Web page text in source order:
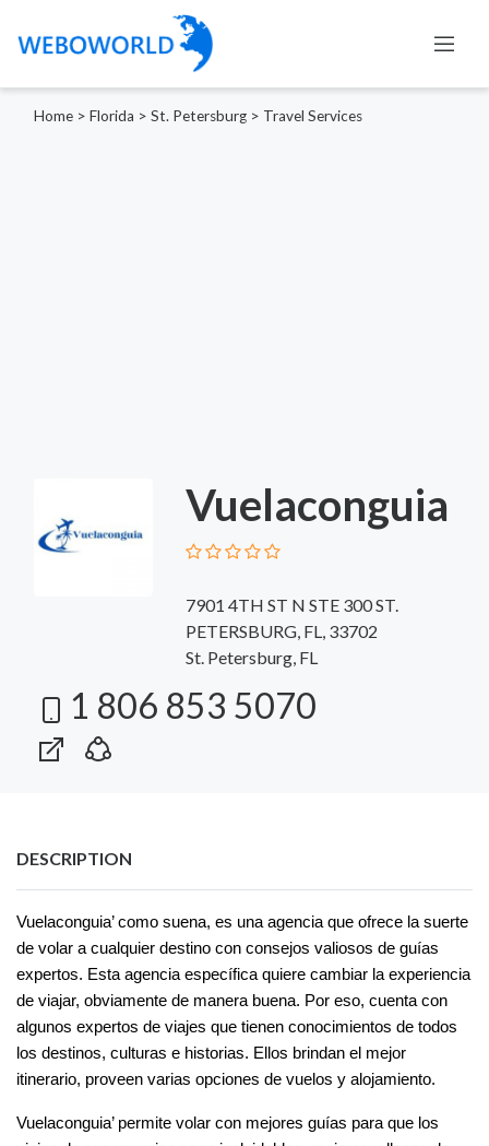
Home > Florida > St. Petersburg > Travel Services
Vuelaconguia
7901 4TH ST N STE 300 ST.
PETERSBURG, FL, 33702
St. Petersburg, FL
1 806 853 5070
DESCRIPTION
Vuelaconguia’ como suena, es una agencia que ofrece la suerte
de volar a cualquier destino con consejos valiosos de guías
expertos. Esta agencia específica quiere cambiar la experiencia
de viajar, obviamente de manera buena. Por eso, cuenta con
algunos expertos de viajes que tienen conocimientos de todos
los destinos, culturas e historias. Ellos brindan el mejor
itinerario, proveen varias opciones de vuelos y alojamiento.
Vuelaconguia’ permite volar con mejores guías para que los